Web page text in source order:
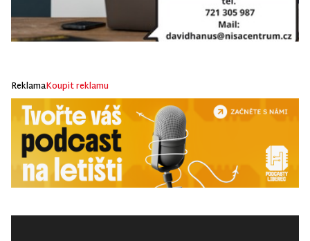
ReklamaKoupit reklamu